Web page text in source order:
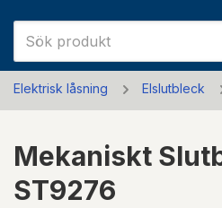
Elektrisk låsning Elslutbleck
Mekaniskt
ST9276